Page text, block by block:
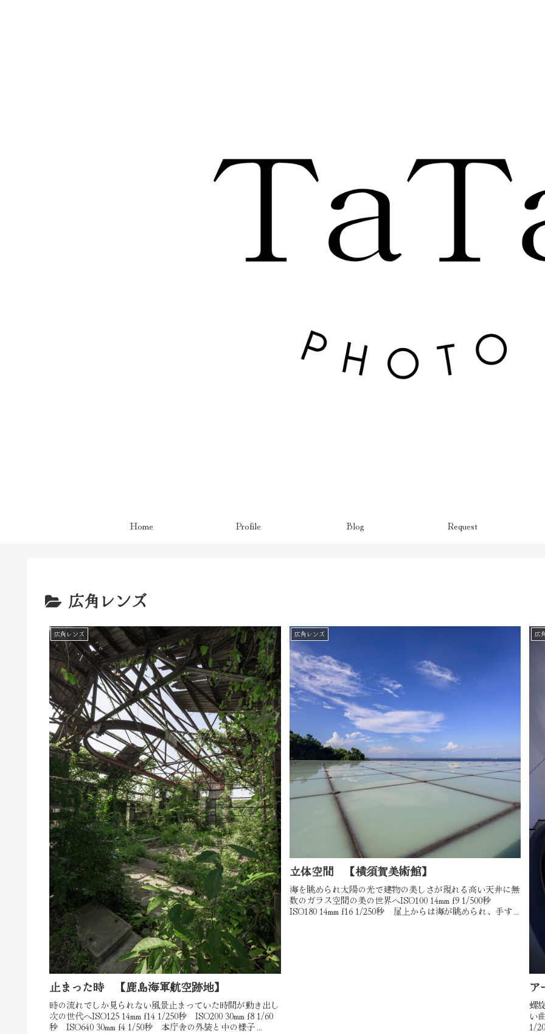
Home Profile Blog Request
広角レンズ
広角レンズ
止まった時 【鹿島海軍航空跡地】
時の流れでしか見られない風景止まっていた時間が動き出し
次の世代へISO125 14mm f14 1/250秒 ISO200 30mm f8 1/60
秒 ISO640 30mm f4 1/50秒 本庁舎の外装と中の様子
広角レンズ
立体空間 【横須賀美術館】
海を眺められ太陽の光で建物の美しさが現れる高い天井に無
数のガラス空間の美の世界へISO100 14mm f9 1/500秒
ISO180 14mm f16 1/250秒 屋上からは海が眺められ、手すり
広
ア
螺
い
1/